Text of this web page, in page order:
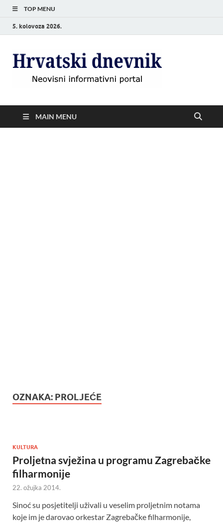
TOP MENU
5. kolovoza 2026.
MAIN MENU
OZNAKA: PROLJEĆE
KULTURA
Proljetna svježina u programu Zagrebačke
filharmonije
22. ožujka 2014.
Sinoć su posjetitelji uživali u veselim proljetnim notama
koje im je darovao orkestar Zagrebačke filharmonije,